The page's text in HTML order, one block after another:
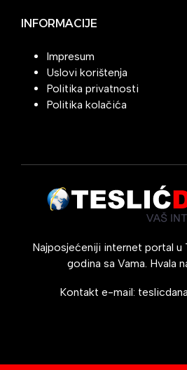
INFORMACIJE
Impresum
Uslovi korištenja
Politika privatnosti
Politika kolačića
Najposjećeniji internet portal u
godina sa Vama. Hvala
Kontakt e-mail: